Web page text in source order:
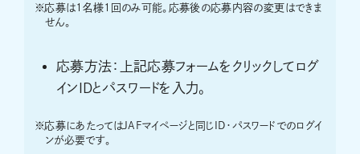
※応募は1名様1回のみ可能。応募後の応募内容の変更はできま
せん。
応募方法：上記応募フォームをクリックしてログ
インIDとパスワードを入力。
※応募にあたってはJAFマイページと同じID・パスワードでのログイ
ンが必要です。